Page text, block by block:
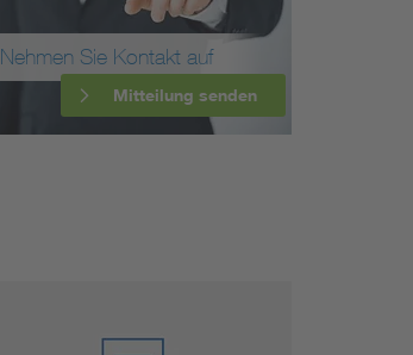
Nehmen Sie Kontakt auf
Mitteilung senden